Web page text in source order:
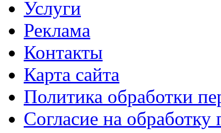
Услуги
Реклама
Контакты
Карта сайта
Политика обработки
Согласие на